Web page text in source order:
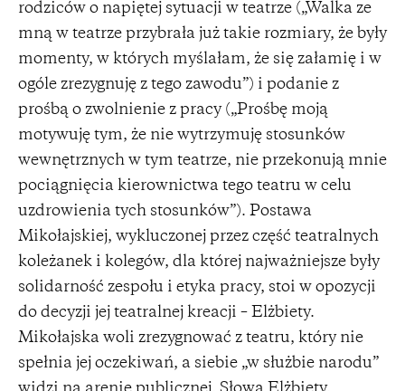
rodziców o napiętej sytuacji w teatrze („Walka ze
mną w teatrze przybrała już takie rozmiary, że były
momenty, w których myślałam, że się załamię i w
ogóle zrezygnuję z tego zawodu”) i podanie z
prośbą o zwolnienie z pracy („Prośbę moją
motywuję tym, że nie wytrzymuję stosunków
wewnętrznych w tym teatrze, nie przekonują mnie
pociągnięcia kierownictwa tego teatru w celu
uzdrowienia tych stosunków”). Postawa
Mikołajskiej, wykluczonej przez część teatralnych
koleżanek i kolegów, dla której najważniejsze były
solidarność zespołu i etyka pracy, stoi w opozycji
do decyzji jej teatralnej kreacji – Elżbiety.
Mikołajska woli zrezygnować z teatru, który nie
spełnia jej oczekiwań, a siebie „w służbie narodu”